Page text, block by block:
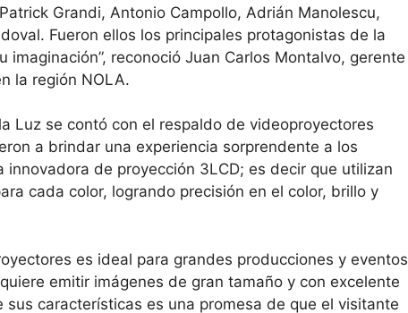
Grandi, Antonio Campollo, Adrián Manolescu,
Fueron ellos los principales protagonistas de la
reconoció Juan Carlos Montalvo, gerente
la región NOLA.
Luz se contó con el respaldo de videoproyectores
a brindar una experiencia sorprendente a los
de proyección 3LCD; es decir que utilizan
cada color, logrando precisión en el color, brillo y
es ideal para grandes producciones y eventos
emitir imágenes de gran tamaño y con excelente
características es una promesa de que el visitante